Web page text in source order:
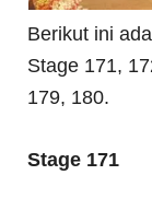
Berikut ini
Stage 171,
179, 180.
Stage 171